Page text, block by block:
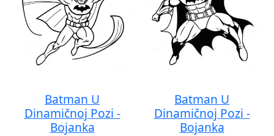
Batman U
Dinamičnoj Pozi -
Bojanka
Batman U
Dinamičnoj Pozi -
Bojanka